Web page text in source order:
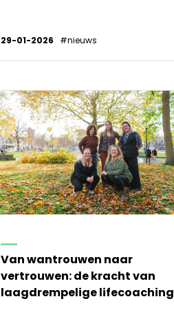
29-01-2026 #nieuws
Van wantrouwen naar
vertrouwen: de kracht van
laagdrempelige lifecoaching